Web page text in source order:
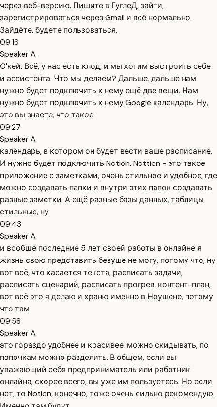
через веб-версию. Пишите в ГуглеД, зайти,
зарегистрироваться через Gmail и всё нормально.
Зайдёте, будете пользоваться.
09:16
Speaker A
О'кей. Всё, у нас есть клод, и мы хотим выстроить себе
и ассистента. Что мы делаем? Дальше, дальше нам
нужно будет подключить к нему ещё две вещи. Нам
нужно будет подключить к нему Google календарь. Ну,
это вы знаете, что такое
09:27
Speaker A
календарь, в котором он будет вести ваше расписание.
И нужно будет подключить Notion. Nottion - это такое
приложение с заметками, очень стильное и удобное, где
можно создавать папки и внутри этих папок создавать
разные заметки. А ещё разные базы данных, таблицы
стильные, ну
09:43
Speaker A
и вообще последние 5 лет своей работы в онлайне я
жизнь свою представить безуше не могу, потому что, ну
вот всё, что касается текста, расписать задачи,
расписать сценарий, расписать прогрев, контент-план,
вот всё это я делаю и храню именно в Ноушене, потому
что там
09:58
Speaker A
это гораздо удобнее и красивее, можно скидывать, по
папочкам можно разделить. В общем, если вы
уважающий себя предприниматель или работник
онлайна, скорее всего, вы уже им пользуетесь. Но если
нет, то Notion, конечно, тоже очень сильно рекомендую.